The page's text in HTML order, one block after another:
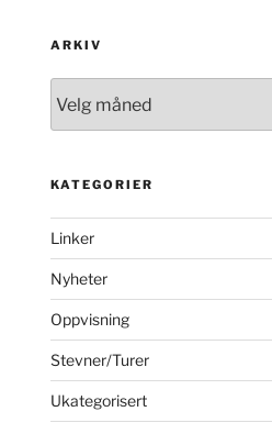
ARKIV
KATEGORIER
Linker
Nyheter
Oppvisning
Stevner/Turer
Ukategorisert